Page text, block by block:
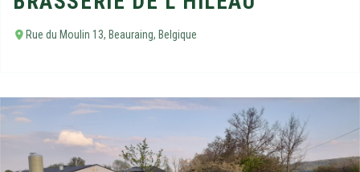
Rue du Moulin 13, Beauraing, Belgique